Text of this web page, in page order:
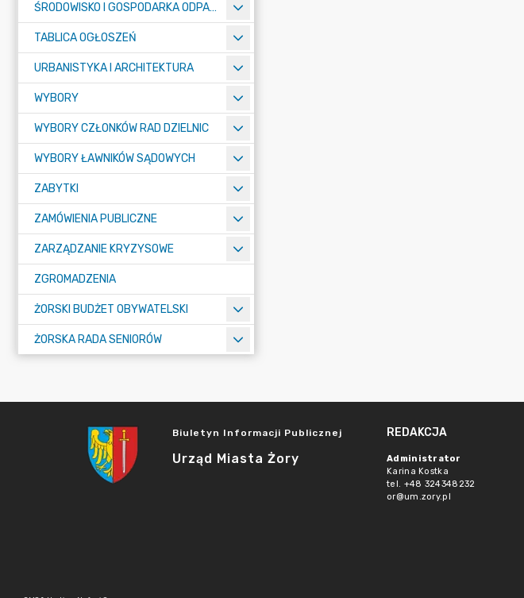
ŚRODOWISKO I GOSPODARKA ODPADAMI
TABLICA OGŁOSZEŃ
URBANISTYKA I ARCHITEKTURA
WYBORY
WYBORY CZŁONKÓW RAD DZIELNIC
WYBORY ŁAWNIKÓW SĄDOWYCH
ZABYTKI
ZAMÓWIENIA PUBLICZNE
ZARZĄDZANIE KRYZYSOWE
ZGROMADZENIA
ŻORSKI BUDŻET OBYWATELSKI
ŻORSKA RADA SENIORÓW
Biuletyn Informacji Publicznej
Urząd Miasta Żory
REDAKCJA
Administrator
Karina Kostka
tel. +48 324348232
or@um.zory.pl